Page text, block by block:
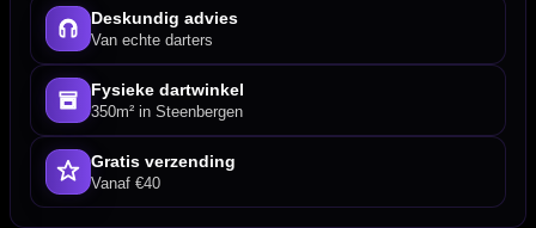
Deskundig advies
Van echte darters
Fysieke dartwinkel
350m² in Steenbergen
Gratis verzending
Vanaf €40